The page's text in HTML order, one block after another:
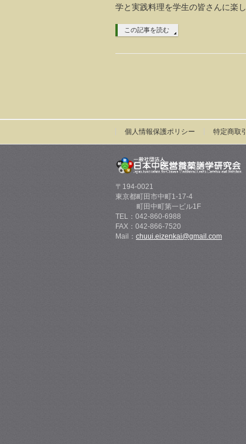
学と実践料理を学生の皆さんに楽
この記事を読む
個人情報保護ポリシー 特定商取
〒194-0021
東京都町田市中町1-17-4
町田中町第一ビル1F
TEL：042-860-6988
FAX：042-866-7520
Mail： chuui.eizenkai@gmail.com